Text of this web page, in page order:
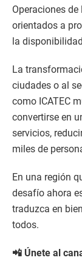
Operaciones de
orientados a
la
La
ciudades o al
como ICATEC
convertirse en
servicios,
miles de
En una región
desafío ahora
traduzca en
todos.
📲 Únete al